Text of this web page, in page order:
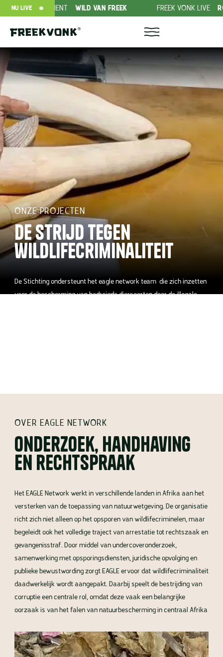
ABONNEMENT WILD VAN FREEK FREEK VONK LIVE
NU LIVE
ONZE PROJECTEN
De strijd tegen
wildlifecriminaliteit
De Stichting ondersteunt het eagle network team die zich inzetten
voor de bescherming van bedreigde diersoorten door de illegale
OVER EAGLE NETWORK
Onderzoek, handhaving
en rechtspraak
Het EAGLE Network werkt in verschillende landen in Afrika aan het
versterken van de toepassing van natuurwetgeving. De organisatie
richt zich niet alleen op het opsporen van wildlifecriminelen, maar
begeleidt ook het volledige traject van arrestatie tot rechtszaak en
gevangenisstraf. Door middel van undercoveronderzoek,
samenwerking met opsporingsdiensten, juridische opvolging en
publieke bewustwording zorgt EAGLE ervoor dat wildlifecriminaliteit
daadwerkelijk wordt aangepakt. Daarbij speelt de bestrijding van
corruptie een centrale rol, omdat deze vaak een belangrijke
oorzaak is van het falen van natuurbescherming in centraal Afrika